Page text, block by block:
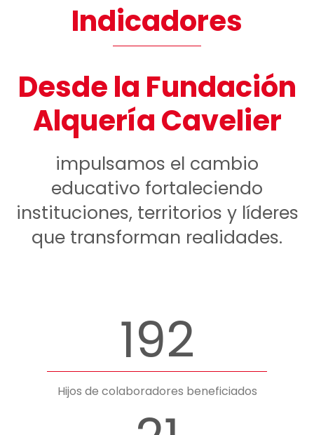
Indicadores
Desde la Fundación
Alquería Cavelier
impulsamos el cambio
educativo fortaleciendo
instituciones, territorios y líderes
que transforman realidades.
192
Hijos de colaboradores beneficiados